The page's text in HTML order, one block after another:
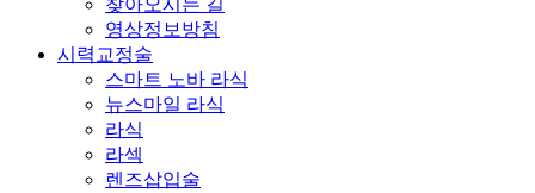
찾아오시는 길
영상정보방침
시력교정술
스마트 노바 라식
뉴스마일 라식
라식
라섹
렌즈삽입술